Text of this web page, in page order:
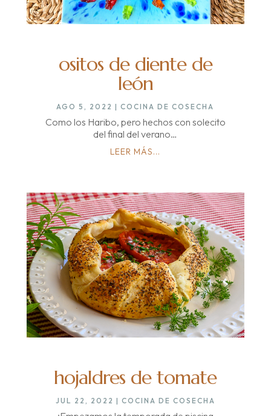
ositos de diente de
león
AGO 5, 2022 |COCINA DE COSECHA
Como los Haribo, pero hechos con solecito
del final del verano…
LEER MÁS...
hojaldres de tomate
JUL 22, 2022 | COCINA DE COSECHA